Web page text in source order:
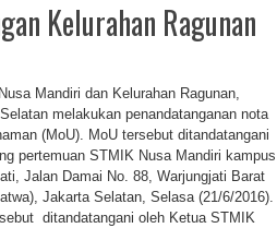
Kelurahan Ragunan
Mandiri dan Kelurahan Ragunan,
melakukan penandatanganan nota
(MoU). MoU tersebut ditandatangani
pertemuan STMIK Nusa Mandiri kampus
Jalan Damai No. 88, Warjungjati Barat
Jakarta Selatan, Selasa (21/6/2016).
ditandatangani oleh Ketua STMIK